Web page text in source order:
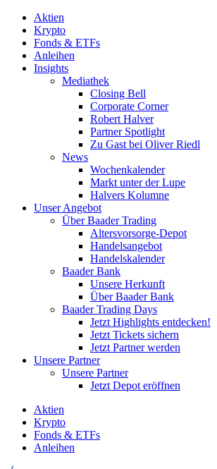
Aktien
Krypto
Fonds & ETFs
Anleihen
Insights
Mediathek
Closing Bell
Corporate Corner
Robert Halver
Partner Spotlight
Zu Gast bei Oliver Riedl
News
Wochenkalender
Markt unter der Lupe
Halvers Kolumne
Unser Angebot
Über Baader Trading
Altersvorsorge-Depot
Handelsangebot
Handelskalender
Baader Bank
Unsere Herkunft
Über Baader Bank
Baader Trading Days
Jetzt Highlights entdecken!
Jetzt Tickets sichern
Jetzt Partner werden
Unsere Partner
Unsere Partner
Jetzt Depot eröffnen
Aktien
Krypto
Fonds & ETFs
Anleihen